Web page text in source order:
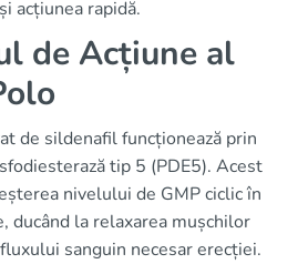
acțiunea rapidă.
de Acțiune al
de sildenafil funcționează prin
tip 5 (PDE5). Acest
nivelului de GMP ciclic în
ducând la relaxarea mușchilor
sanguin necesar erecției.